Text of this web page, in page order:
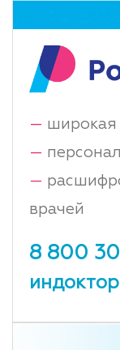
— широкая
—
—
врачей
8 800